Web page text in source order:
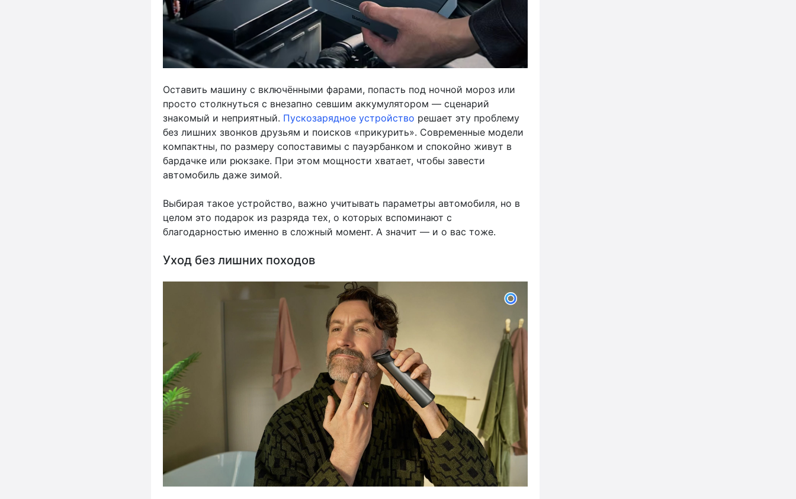
Оставить машину с включёнными фарами, попасть под ночной мороз или
просто столкнуться с внезапно севшим аккумулятором — сценарий
знакомый и неприятный. Пускозарядное устройство решает эту проблему
без лишних звонков друзьям и поисков «прикурить». Современные модели
компактны, по размеру сопоставимы с пауэрбанком и спокойно живут в
бардачке или рюкзаке. При этом мощности хватает, чтобы завести
автомобиль даже зимой.
Выбирая такое устройство, важно учитывать параметры автомобиля, но в
целом это подарок из разряда тех, о которых вспоминают с
благодарностью именно в сложный момент. А значит — и о вас тоже.
Уход без лишних походов